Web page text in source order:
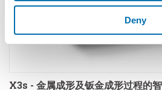
Deny
X3s - 金属成形及钣金成形过程的